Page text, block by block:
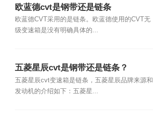
欧蓝德cvt是钢带还是链条
欧蓝德CVT采用的是链条。欧蓝德使用的CVT无
级变速箱是没有明确具体的...
五菱星辰cvt是钢带还是链条？
五菱星辰cvt变速箱是链条，五菱星辰品牌来源和
发动机的介绍如下：五菱星...